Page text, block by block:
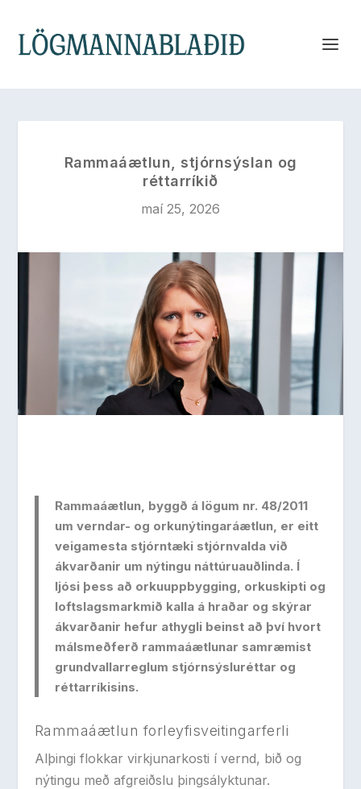
Rammaáætlun, stjórnsýslan og
réttarríkið
maí 25, 2026
Rammaáætlun, byggð á lögum nr. 48/2011
um verndar- og orkunýtingaráætlun, er eitt
veigamesta stjórntæki stjórnvalda við
ákvarðanir um nýtingu náttúruauðlinda. Í
ljósi þess að orkuuppbygging, orkuskipti og
loftslagsmarkmið kalla á hraðar og skýrar
ákvarðanir hefur athygli beinst að því hvort
málsmeðferð rammaáætlunar samræmist
grundvallarreglum stjórnsýsluréttar og
réttarríkisins.
Rammaáætlun forleyfisveitingarferli
Alþingi flokkar virkjunarkosti í vernd, bið og
nýtingu með afgreiðslu þingsályktunar.